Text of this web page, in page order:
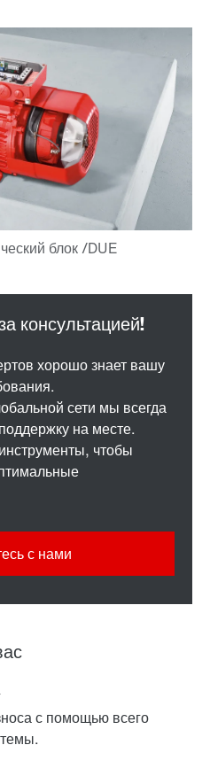
хорошо знает вашу
сети мы всегда
на месте.
чтобы
с нами
с помощью всего